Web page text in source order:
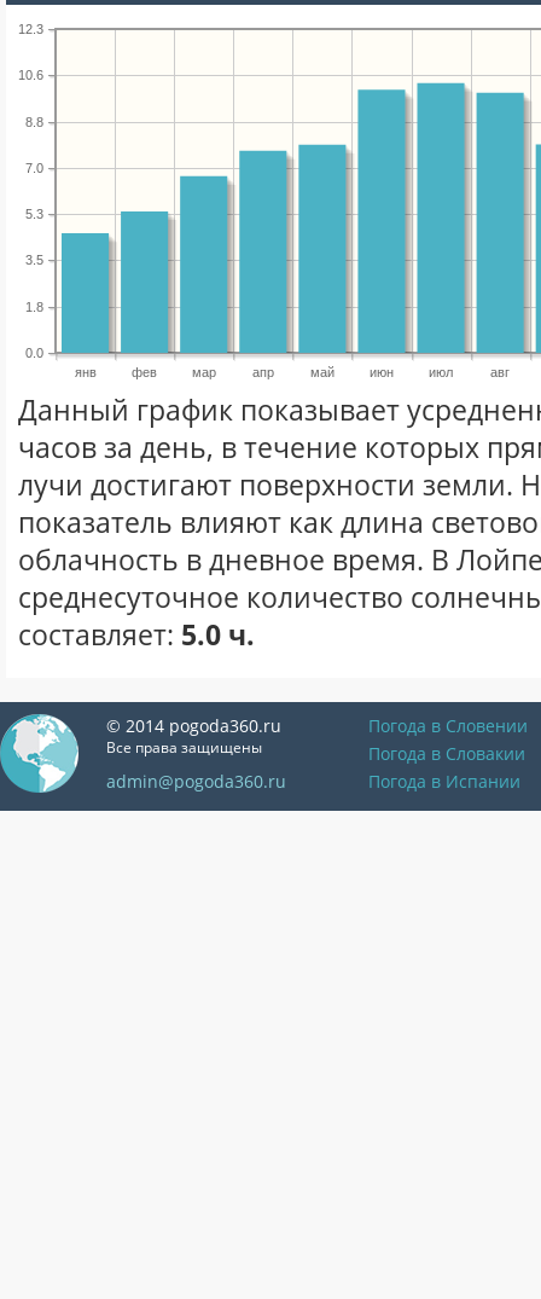
янв фев мар апр май июн июл авг
0.0
1.8
3.5
5.3
7.0
8.8
10.6
12.3
Данный график показывает
часов за день, в течение которых
лучи достигают поверхности земли.
показатель влияют как длина
облачность в дневное время. В
среднесуточное количество
составляет: 5.0 ч.
© 2014 pogoda360.ru
Все права защищены
admin@pogoda360.ru
Погода в Словении
Погода в Словакии
Погода в Испании